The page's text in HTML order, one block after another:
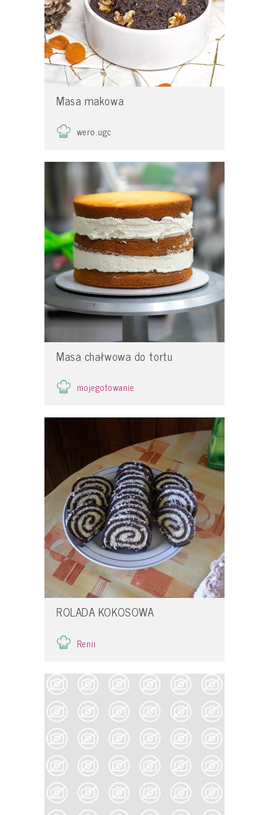
Masa makowa
wero.ugc
Masa chałwowa do tortu
mojegotowanie
ROLADA KOKOSOWA
Renii